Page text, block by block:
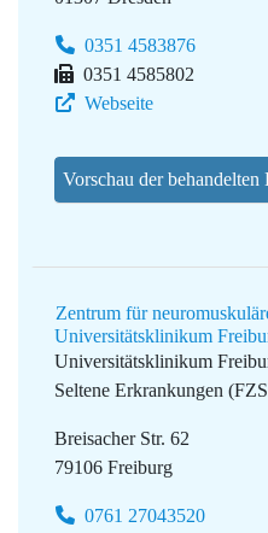
0351 4583876
0351 4585802
Webseite
Vorschau der behandelten
Zentrum für
Universitätsklinikum
Universitätsklinikum
Seltene Erkrankungen
Breisacher Str. 62
79106 Freiburg
0761 27043520